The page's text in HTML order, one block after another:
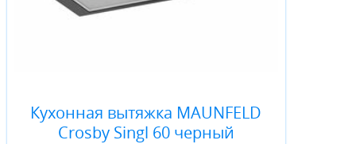
Кухонная вытяжка MAUNFELD
Crosby Singl 60 черный